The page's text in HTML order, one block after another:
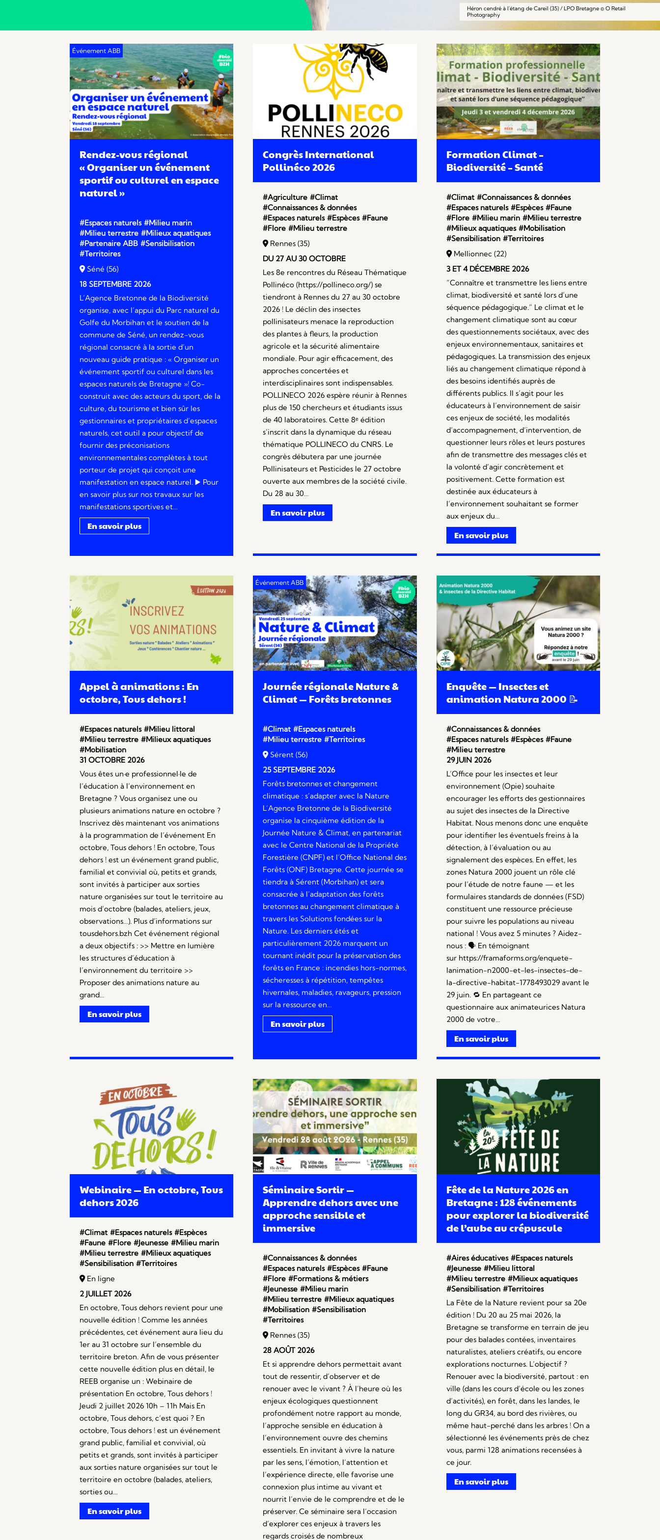
Héron cendré à l'étang de Careil (35) / LPO Bretagne © O Retail
Photography
Rendez-vous régional
« Organiser un événement
sportif ou culturel en espace
naturel »
#Espaces naturels #Milieu marin
#Milieu terrestre #Milieux aquatiques
#Partenaire ABB #Sensibilisation
#Territoires
Séné (56)
18 SEPTEMBRE 2026
L’Agence Bretonne de la Biodiversité
organise, avec l’appui du Parc naturel du
Golfe du Morbihan et le soutien de la
commune de Séné, un rendez-vous
régional consacré à la sortie d’un
nouveau guide pratique : « Organiser un
événement sportif ou culturel dans les
espaces naturels de Bretagne »! Co-
construit avec des acteurs du sport, de la
culture, du tourisme et bien sûr les
gestionnaires et propriétaires d’espaces
naturels, cet outil a pour objectif de
fournir des préconisations
environnementales complètes à tout
porteur de projet qui conçoit une
manifestation en espace naturel. ▶️​ Pour
en savoir plus sur nos travaux sur les
manifestations sportives et…
En savoir plus
Congrès International
Pollinéco 2026
#Agriculture #Climat
#Connaissances & données
#Espaces naturels #Espèces #Faune
#Flore #Milieu terrestre
Rennes (35)
DU 27 AU 30 OCTOBRE
Les 8e rencontres du Réseau Thématique
Pollinéco (https://pollineco.org/) se
tiendront à Rennes du 27 au 30 octobre
2026 ! Le déclin des insectes
pollinisateurs menace la reproduction
des plantes à fleurs, la production
agricole et la sécurité alimentaire
mondiale. Pour agir efficacement, des
approches concertées et
interdisciplinaires sont indispensables.
POLLINECO 2026 espère réunir à Rennes
plus de 150 chercheurs et étudiants issus
de 40 laboratoires. Cette 8ᵉ édition
s’inscrit dans la dynamique du réseau
thématique POLLINECO du CNRS. Le
congrès débutera par une journée
Pollinisateurs et Pesticides le 27 octobre
ouverte aux membres de la société civile.
Du 28 au 30…
En savoir plus
Formation Climat –
Biodiversité – Santé
#Climat #Connaissances & données
#Espaces naturels #Espèces #Faune
#Flore #Milieu marin #Milieu terrestre
#Milieux aquatiques #Mobilisation
#Sensibilisation #Territoires
Mellionnec (22)
3 ET 4 DÉCEMBRE 2026
“Connaître et transmettre les liens entre
climat, biodiversité et santé lors d’une
séquence pédagogique.” Le climat et le
changement climatique sont au cœur
des questionnements sociétaux, avec des
enjeux environnementaux, sanitaires et
pédagogiques. La transmission des enjeux
liés au changement climatique répond à
des besoins identifiés auprès de
différents publics. Il s’agit pour les
éducateurs à l’environnement de saisir
ces enjeux de société, les modalités
d’accompagnement, d’intervention, de
questionner leurs rôles et leurs postures
afin de transmettre des messages clés et
la volonté d’agir concrètement et
positivement. Cette formation est
destinée aux éducateurs à
l’environnement souhaitant se former
aux enjeux du…
En savoir plus
Appel à animations : En
octobre, Tous dehors !
#Espaces naturels #Milieu littoral
#Milieu terrestre #Milieux aquatiques
#Mobilisation
31 OCTOBRE 2026
Vous êtes un·e professionnel·le de
l’éducation à l’environnement en
Bretagne ? Vous organisez une ou
plusieurs animations nature en octobre ?
Inscrivez dès maintenant vos animations
à la programmation de l’événement En
octobre, Tous dehors ! En octobre, Tous
dehors ! est un événement grand public,
familial et convivial où, petits et grands,
sont invités à participer aux sorties
nature organisées sur tout le territoire au
mois d’octobre (balades, ateliers, jeux,
observations…). Plus d’informations sur
tousdehors.bzh Cet événement régional
a deux objectifs : >> Mettre en lumière
les structures d’éducation à
l’environnement du territoire >>
Proposer des animations nature au
grand…
En savoir plus
Journée régionale Nature &
Climat — Forêts bretonnes
#Climat #Espaces naturels
#Milieu terrestre #Territoires
Sérent (56)
25 SEPTEMBRE 2026
Forêts bretonnes et changement
climatique : s’adapter avec la Nature
L’Agence Bretonne de la Biodiversité
organise la cinquième édition de la
Journée Nature & Climat, en partenariat
avec le Centre National de la Propriété
Forestière (CNPF) et l’Office National des
Forêts (ONF) Bretagne. Cette journée se
tiendra à Sérent (Morbihan) et sera
consacrée à l’adaptation des forêts
bretonnes au changement climatique à
travers les Solutions fondées sur la
Nature. Les derniers étés et
particulièrement 2026 marquent un
tournant inédit pour la préservation des
forêts en France : incendies hors-normes,
sécheresses à répétition, tempêtes
hivernales, maladies, ravageurs, pression
sur la ressource en…
En savoir plus
Enquête — Insectes et
animation Natura 2000 📝
#Connaissances & données
#Espaces naturels #Espèces #Faune
#Milieu terrestre
29 JUIN 2026
L’Office pour les insectes et leur
environnement (Opie) souhaite
encourager les efforts des gestionnaires
au sujet des insectes de la Directive
Habitat. Nous menons donc une enquête
pour identifier les éventuels freins à la
détection, à l’évaluation ou au
signalement des espèces. En effet, les
zones Natura 2000 jouent un rôle clé
pour l’étude de notre faune — et les
formulaires standards de données (FSD)
constituent une ressource précieuse
pour suivre les populations au niveau
national ! Vous avez 5 minutes ? Aidez-
nous : 🗣️ En témoignant
sur https://framaforms.org/enquete-
lanimation-n2000-et-les-insectes-de-
la-directive-habitat-1778493029 avant le
29 juin. 🔁 En partageant ce
questionnaire aux animateurices Natura
2000 de votre…
En savoir plus
Webinaire — En octobre, Tous
dehors 2026
#Climat #Espaces naturels #Espèces
#Faune #Flore #Jeunesse #Milieu marin
#Milieu terrestre #Milieux aquatiques
#Sensibilisation #Territoires
En ligne
2 JUILLET 2026
En octobre, Tous dehors revient pour une
nouvelle édition ! Comme les années
précédentes, cet événement aura lieu du
1er au 31 octobre sur l’ensemble du
territoire breton. Afin de vous présenter
cette nouvelle édition plus en détail, le
REEB organise un : Webinaire de
présentation En octobre, Tous dehors !
Jeudi 2 juillet 2026 10h – 11h Mais En
octobre, Tous dehors, c’est quoi ? En
octobre, Tous dehors ! est un événement
grand public, familial et convivial, où
petits et grands, sont invités à participer
aux sorties nature organisées sur tout le
territoire en octobre (balades, ateliers,
sorties ou…
En savoir plus
Séminaire Sortir —
Apprendre dehors avec une
approche sensible et
immersive
#Connaissances & données
#Espaces naturels #Espèces #Faune
#Flore #Formations & métiers
#Jeunesse #Milieu marin
#Milieu terrestre #Milieux aquatiques
#Mobilisation #Sensibilisation
#Territoires
Rennes (35)
28 AOÛT 2026
Et si apprendre dehors permettait avant
tout de ressentir, d’observer et de
renouer avec le vivant ? À l’heure où les
enjeux écologiques questionnent
profondément notre rapport au monde,
l’approche sensible en éducation à
l’environnement ouvre des chemins
essentiels. En invitant à vivre la nature
par les sens, l’émotion, l’attention et
l’expérience directe, elle favorise une
connexion plus intime au vivant et
nourrit l’envie de le comprendre et de le
préserver. Ce séminaire sera l’occasion
d’explorer ces enjeux à travers les
regards croisés de nombreux
Fête de la Nature 2026 en
Bretagne : 128 événements
pour explorer la biodiversité
de l’aube au crépuscule
#Aires éducatives #Espaces naturels
#Jeunesse #Milieu littoral
#Milieu terrestre #Milieux aquatiques
#Sensibilisation #Territoires
La Fête de la Nature revient pour sa 20e
édition ! Du 20 au 25 mai 2026, la
Bretagne se transforme en terrain de jeu
pour des balades contées, inventaires
naturalistes, ateliers créatifs, ou encore
explorations nocturnes. L’objectif ?
Renouer avec la biodiversité, partout : en
ville (dans les cours d’école ou les zones
d’activités), en forêt, dans les landes, le
long du GR34, au bord des rivières, ou
même haut-perché dans les arbres ! On a
sélectionné les événements près de chez
vous, parmi 128 animations recensées à
ce jour.
En savoir plus